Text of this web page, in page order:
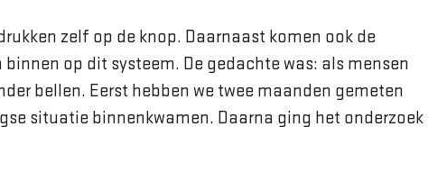
zelf op de knop. Daarnaast komen ook de
op dit systeem. De gedachte was: als mensen
bellen. Eerst hebben we twee maanden gemeten
situatie binnenkwamen. Daarna ging het onderzoek